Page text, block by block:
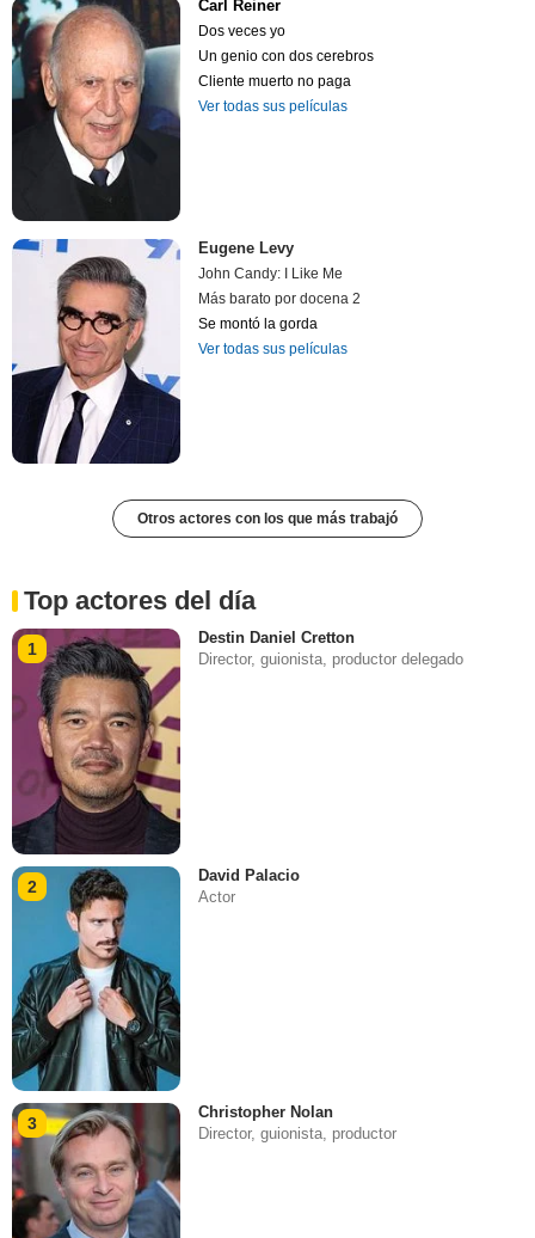
Carl Reiner
Dos veces yo
Un genio con dos cerebros
Cliente muerto no paga
Ver todas sus películas
Eugene Levy
John Candy: I Like Me
Más barato por docena 2
Se montó la gorda
Ver todas sus películas
Otros actores con los que más trabajó
Top actores del día
1
Destin Daniel Cretton
Director, guionista, productor delegado
2
David Palacio
Actor
3
Christopher Nolan
Director, guionista, productor